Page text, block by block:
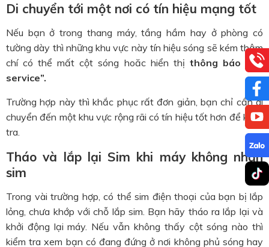
Di chuyển tới một nơi có tín hiệu mạng tốt
Nếu bạn ở trong thang máy, tầng hầm hay ở phòng có
tường dày thì những khu vực này tín hiệu sóng sẽ kém thậm
chí có thể mất cột sóng hoăc hiển thị thông báo “No
service”.
Trường hợp này thì khắc phục rất đơn giản, bạn chỉ cần di
chuyển đến một khu vực rộng rãi có tín hiệu tốt hơn để kiểm
tra.
Tháo và lắp lại Sim khi máy không nhận
sim
Trong vài trường hợp, có thể sim điện thoại của bạn bị lắp
lỏng, chưa khớp với chỗ lắp sim. Bạn hãy tháo ra lắp lại và
khởi động lại máy. Nếu vẫn không thấy cột sóng nào thì
kiểm tra xem bạn có đang đứng ở nơi không phủ sóng hay